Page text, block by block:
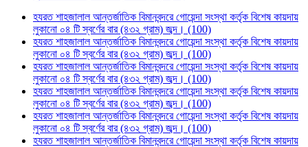
হযরত শাহজালাল আন্তর্জাতিক বিমানবন্দরে গোয়েন্দা সংস্থা কর্তৃক বিশেষ কায়দায়
লুকানো ০৪ টি স্বর্ণের বার (৪৩২ গ্রাম) জব্দ। (100)
হযরত শাহজালাল আন্তর্জাতিক বিমানবন্দরে গোয়েন্দা সংস্থা কর্তৃক বিশেষ কায়দায়
লুকানো ০৪ টি স্বর্ণের বার (৪৩২ গ্রাম) জব্দ। (100)
হযরত শাহজালাল আন্তর্জাতিক বিমানবন্দরে গোয়েন্দা সংস্থা কর্তৃক বিশেষ কায়দায়
লুকানো ০৪ টি স্বর্ণের বার (৪৩২ গ্রাম) জব্দ। (100)
হযরত শাহজালাল আন্তর্জাতিক বিমানবন্দরে গোয়েন্দা সংস্থা কর্তৃক বিশেষ কায়দায়
লুকানো ০৪ টি স্বর্ণের বার (৪৩২ গ্রাম) জব্দ। (100)
হযরত শাহজালাল আন্তর্জাতিক বিমানবন্দরে গোয়েন্দা সংস্থা কর্তৃক বিশেষ কায়দায়
লুকানো ০৪ টি স্বর্ণের বার (৪৩২ গ্রাম) জব্দ। (100)
হযরত শাহজালাল আন্তর্জাতিক বিমানবন্দরে গোয়েন্দা সংস্থা কর্তৃক বিশেষ কায়দায়